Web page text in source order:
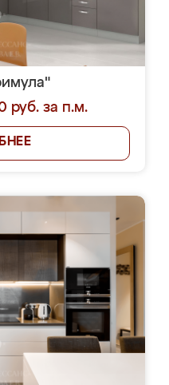
руб. за п.м.